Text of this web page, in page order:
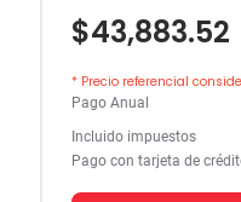
$43,883.52
* Precio referencial
Pago Anual
Incluido impuestos
Pago con tarjeta de